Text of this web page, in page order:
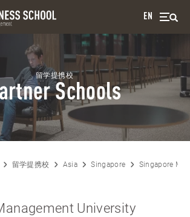
EN
留学提携校
Schools
留学提携校 Asia Singapore Singapore
University